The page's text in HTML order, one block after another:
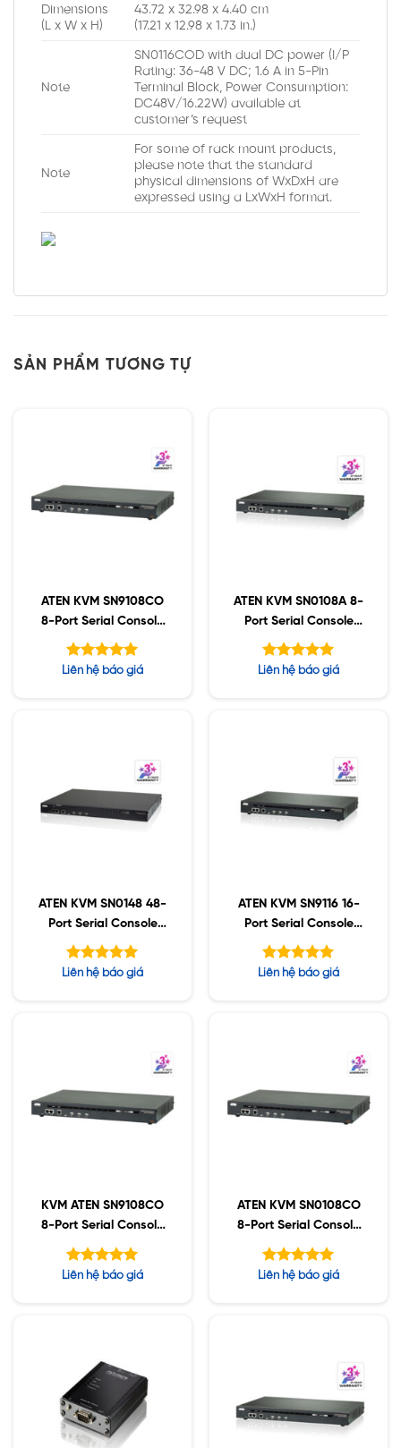
Dimensions
(L x W x H)
43.72 x 32.98 x 4.40 cm
(17.21 x 12.98 x 1.73 in.)
Note
SN0116COD with dual DC power (I/P
Rating: 36-48 V DC; 1.6 A in 5-Pin
Terminal Block, Power Consumption:
DC48V/16.22W) available at
customer’s request
Note
For some of rack mount products,
please note that the standard
physical dimensions of WxDxH are
expressed using a LxWxH format.
SẢN PHẨM TƯƠNG TỰ
ATEN KVM SN9108CO
8-Port Serial Console
Server
Được xếp
Liên hệ báo giá
ATEN KVM SN0108A 8-
Port Serial Console
Server with Dual
Power/LAN
Được xếp
Liên hệ báo giá
ATEN KVM SN0148 48-
Port Serial Console
Server with Dual
Được xếp
Liên hệ báo giá
ATEN KVM SN9116 16-
Port Serial Console
Server
Được xếp
Liên hệ báo giá
KVM ATEN SN9108CO
8-Port Serial Console
Server
Được xếp
Liên hệ báo giá
ATEN KVM SN0108CO
8-Port Serial Console
Server with Dual
Power/LAN
Được xếp
Liên hệ báo giá